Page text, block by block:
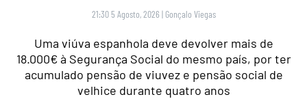
21:30 5 Agosto, 2026 | Gonçalo Viegas
Uma viúva espanhola deve devolver mais de
18.000€ à Segurança Social do mesmo país, por ter
acumulado pensão de viuvez e pensão social de
velhice durante quatro anos